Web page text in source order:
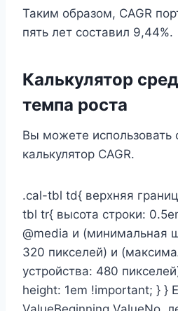
Таким образом, CAGR
пять лет составил 9,44%.
Калькулятор
темпа роста
Вы можете
калькулятор CAGR.
.cal-tbl td{ верхняя
tbl tr{ высота строки:
@media и (минимальная
320 пикселей) и
устройства: 480
height: 1em !important; } }